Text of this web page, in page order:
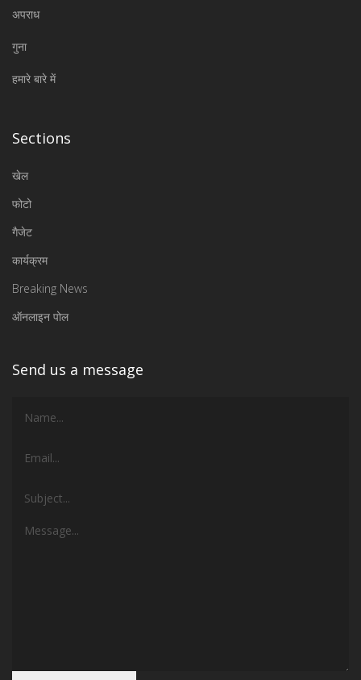
अपराध
गुना
हमारे बारे में
Sections
खेल
फोटो
गैजेट
कार्यक्रम
Breaking News
ऑनलाइन पोल
Send us a message